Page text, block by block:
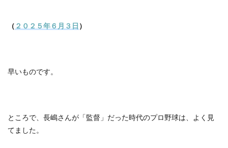
（ ２０２５年６月３日 ）
早いものです。
ところで、長嶋さんが「監督」だった時代のプロ野球は、よく見
てました。